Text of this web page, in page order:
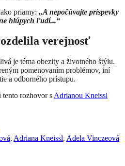
priamy: „A nepočúvajte príspevky
hlúpych ľudí...“
verejnosť
je téma obezity a životného štýlu.
pomenovaním problémov, iní
a odborného prístupu.
tento rozhovor s Adrianou Kneissl
, Adriana Kneissl, Adela Vinczeová